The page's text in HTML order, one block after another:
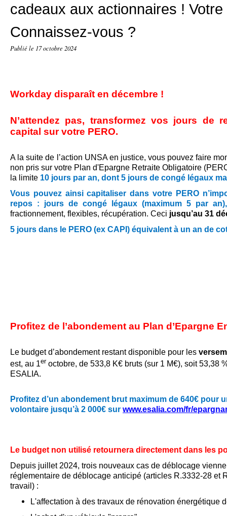
cadeaux aux actionnaires !
Connaissez-vous ?
Publié le 17 octobre 2024
Workday disparaît en décembre !
N’attendez pas, transformez vos jours de
capital sur votre PERO.
A la suite de l’action UNSA en justice, vous pouvez faire
non pris sur votre Plan d'Epargne Retraite Obligatoire
la limite 10 jours par an, dont 5 jours de congé légaux
Vous pouvez ainsi capitaliser dans votre PERO
repos : jours de congé légaux (maximum 5 par
fractionnement, flexibles, récupération. Ceci jusqu’au 31
5 jours dans le PERO (ex CAPI) équivalent à un an de
Profitez de l’abondement au Plan d’Epargne
Le budget d’abondement restant disponible pour les
est, au 1er octobre, de 533,8 K€ bruts (sur 1 M€), soit 53,38
ESALIA.
Profitez d’un abondement brut maximum de 640€ pour
volontaire jusqu’à 2 000€ sur www.esalia.com/fr/
Le budget non utilisé retournera directement dans les
Depuis juillet 2024, trois nouveaux cas de déblocage
réglementaire de déblocage anticipé (articles R.3332-28 et
travail) :
L'affectation à des travaux de rénovation énergétique